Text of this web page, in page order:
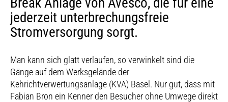
jederzeit unterbrechungsfreie
Stromversorgung sorgt.
Man kann sich glatt verlaufen, so verwinkelt sind die
Gänge auf dem Werksgelände der
Kehrichtverwertungsanlage (KVA) Basel. Nur gut, dass mit
Fabian Bron ein Kenner den Besucher ohne Umwege direkt